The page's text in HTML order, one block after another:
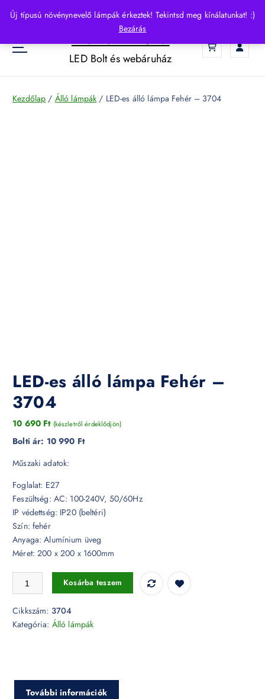
Új típusú növénynevelő lámpák érkeztek! Tekintsd meg kínálatunkat! :)
Bezárás
p
o
HelloLED.hu
LED Bolt és webáruház
Kezdőlap / Álló lámpák / LED-es álló lámpa Fehér – 3704
LED-es álló lámpa Fehér –
3704
10 690 Ft (készletről érdeklődjön)
Bolti ár: 10 990 Ft
Műszaki adatok:
Foglalat: E27
Feszültség: AC: 100-240V, 50/60Hz
IP védettség: IP20 (beltéri)
Szín: fehér
Anyaga: Alumínium üveg
Méret: 200 x 200 x 1600mm
LED-es álló lámpa Fehér - 3704 mennyiség
Kosárba teszem
Cikkszám: 3704
Kategória: Álló lámpák
További információk